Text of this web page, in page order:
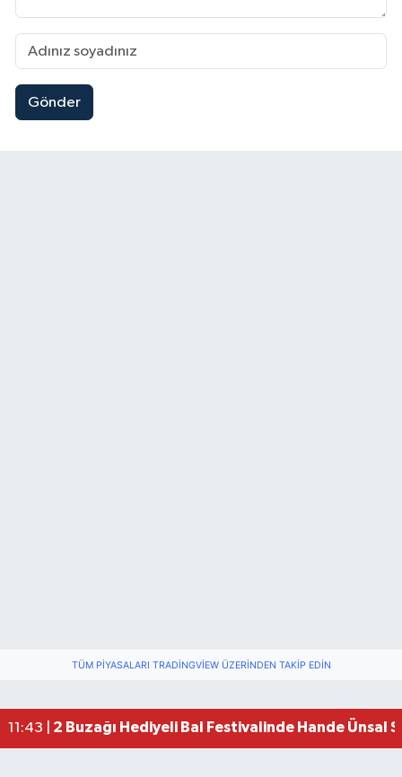
Gönder
TÜM PIYASALARI TRADINGVIEW ÜZERINDEN TAKIP EDIN
11:43 | 2 Buzağı Hediyeli Bal Festivalinde Hande Ünsal